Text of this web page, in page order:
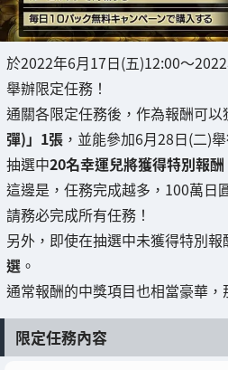
於2022年6月17日(五)12:00～
舉辦限定任務！
通關各限定任務後，作為報酬可以
彈)」1張 ，並能參加6月28日(二)
抽選中20名幸運兒將獲得特別報酬
這邊是，任務完成越多，100萬日
請務必完成所有任務！
另外，即使在抽選中未獲得特別
選 。
通常報酬的中獎項目也相當豪華，
限定任務內容